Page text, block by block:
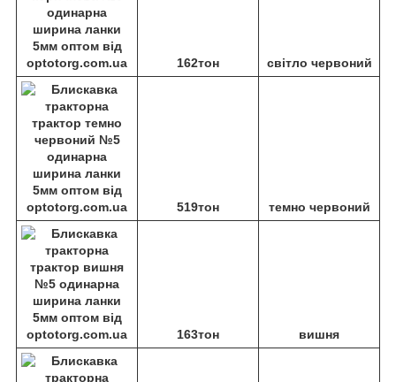
162тон світло червоний
519тон темно червоний
163тон вишня